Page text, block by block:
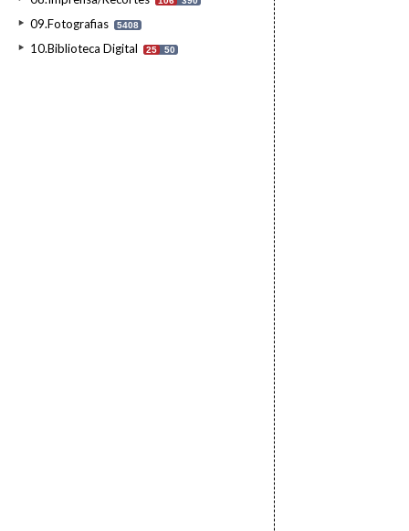
09.Fotografias 5408
10.Biblioteca Digital 25 50